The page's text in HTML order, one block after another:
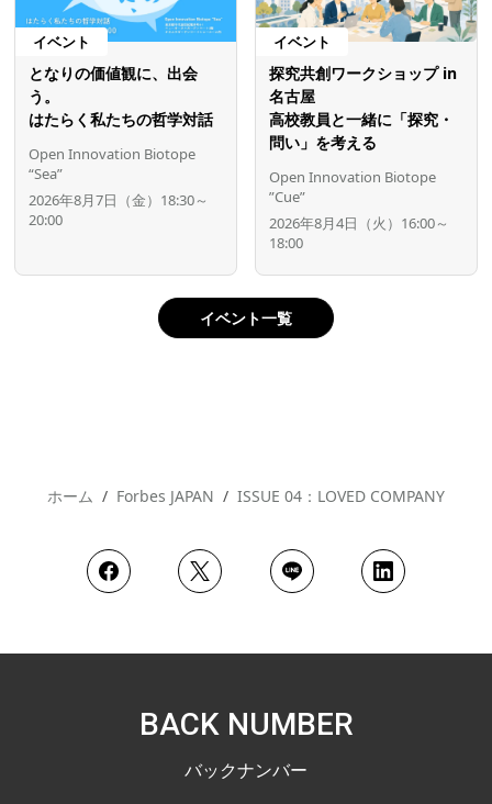
イベント
となりの価値観に、出会
う。
はたらく私たちの哲学対話
Open Innovation Biotope
“Sea”
2026年8月7日（金）18:30～
20:00
イベント
探究共創ワークショップ in
名古屋
高校教員と一緒に「探究・
問い」を考える
Open Innovation Biotope
”Cue”
2026年8月4日（火）16:00～
18:00
イベント一覧
ホーム Forbes JAPAN ISSUE 04：LOVED COMPANY
BACK NUMBER
バックナンバー